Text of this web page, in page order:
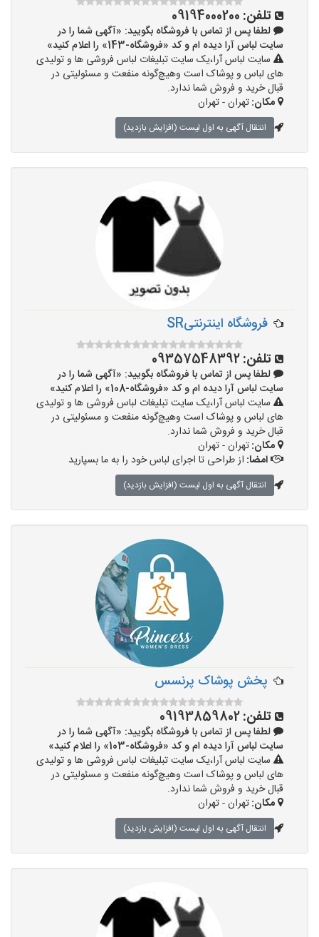
تلفن: 09194000200
لطفا پس از تماس با فروشگاه بگویید: «آگهی شما را در
سایت لباس آرا دیده ام و کد «فروشگاه-143» را اعلام کنید»
سایت لباس آرا،یک سایت تبلیغات لباس فروشی ها و تولیدی
های لباس و پوشاک است وهیچ‌گونه منفعت و مسئولیتی در
قبال خرید و فروش شما ندارد.
مکان:تهران - تهران
انتقال آگهی به اول لیست (افزایش بازدید)
فروشگاه اینترنتیSR
تلفن:09357548392
لطفا پس از تماس با فروشگاه بگویید: «آگهی شما را در
سایت لباس آرا دیده ام و کد «فروشگاه-108» را اعلام کنید»
سایت لباس آرا،یک سایت تبلیغات لباس فروشی ها و تولیدی
های لباس و پوشاک است وهیچ‌گونه منفعت و مسئولیتی در
قبال خرید و فروش شما ندارد.
مکان:تهران - تهران
امضا: از طراحی تا اجرای لباس خود را به ما بسپارید
انتقال آگهی به اول لیست (افزایش بازدید)
پخش پوشاک پرنسس
تلفن:09193859802
لطفا پس از تماس با فروشگاه بگویید: «آگهی شما را در
سایت لباس آرا دیده ام و کد «فروشگاه-103» را اعلام کنید»
سایت لباس آرا،یک سایت تبلیغات لباس فروشی ها و تولیدی
های لباس و پوشاک است وهیچ‌گونه منفعت و مسئولیتی در
قبال خرید و فروش شما ندارد.
مکان:تهران - تهران
انتقال آگهی به اول لیست (افزایش بازدید)